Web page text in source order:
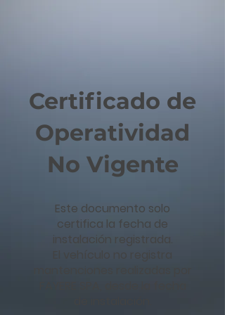
Certificado de
Operatividad
No Vigente
Este documento solo
certifica la fecha de
instalación registrada.
El vehículo no registra